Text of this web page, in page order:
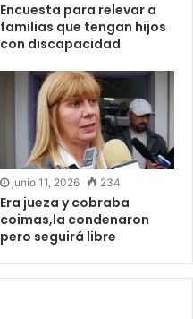
Encuesta para relevar a
familias que tengan hijos
con discapacidad
junio 11, 2026 234
Era jueza y cobraba
coimas,la condenaron
pero seguirá libre